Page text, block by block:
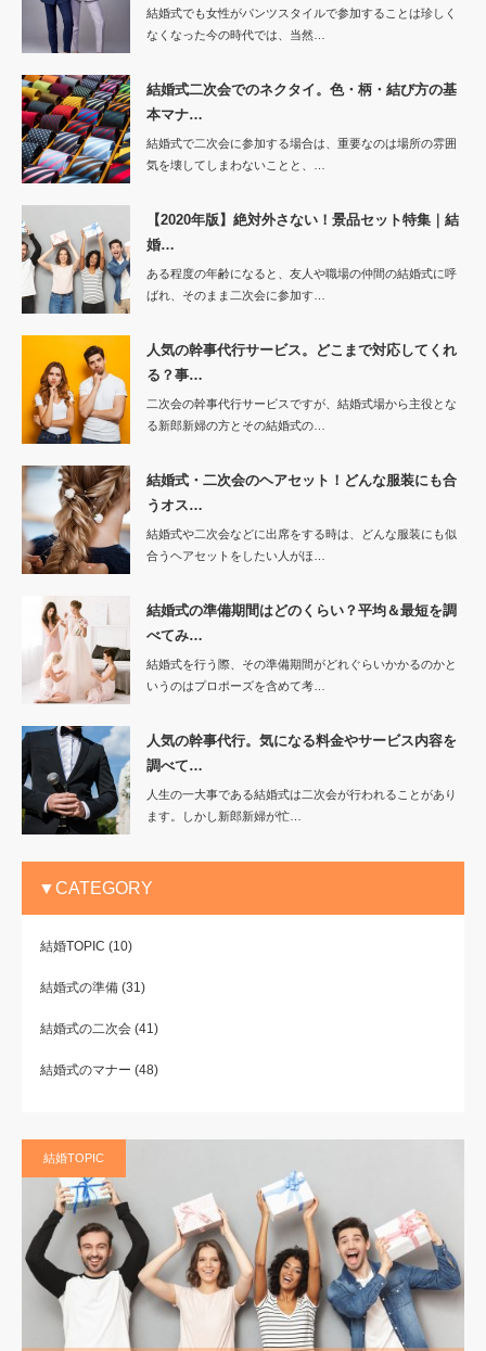
結婚式でも女性がパンツスタイルで参加することは珍しく
なくなった今の時代では、当然…
結婚式二次会でのネクタイ。色・柄・結び方の基
本マナ…
結婚式で二次会に参加する場合は、重要なのは場所の雰囲
気を壊してしまわないことと、…
【2020年版】絶対外さない！景品セット特集｜結
婚…
ある程度の年齢になると、友人や職場の仲間の結婚式に呼
ばれ、そのまま二次会に参加す…
人気の幹事代行サービス。どこまで対応してくれ
る？事…
二次会の幹事代行サービスですが、結婚式場から主役とな
る新郎新婦の方とその結婚式の…
結婚式・二次会のヘアセット！どんな服装にも合
うオス…
結婚式や二次会などに出席をする時は、どんな服装にも似
合うヘアセットをしたい人がほ…
結婚式の準備期間はどのくらい？平均＆最短を調
べてみ…
結婚式を行う際、その準備期間がどれぐらいかかるのかと
いうのはプロポーズを含めて考…
人気の幹事代行。気になる料金やサービス内容を
調べて…
人生の一大事である結婚式は二次会が行われることがあり
ます。しかし新郎新婦が忙…
▼CATEGORY
結婚TOPIC (10)
結婚式の準備 (31)
結婚式の二次会 (41)
結婚式のマナー (48)
結婚TOPIC